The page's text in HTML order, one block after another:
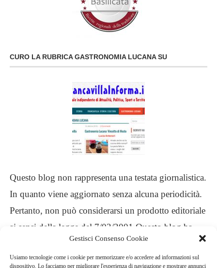
Gestisci Consenso Cookie
Usiamo tecnologie come i cookie per memorizzare e/o accedere ad informazioni sul
dispositivo. Lo facciamo per migliorare l'esperienza di navigazione e mostrare annunci
CURO LA RUBRICA GASTRONOMIA LUCANA SU
Questo blog non rappresenta una testata giornalistica.
In quanto viene aggiornato senza alcuna periodicità.
Pertanto, non può considerarsi un prodotto editoriale
ai sensi della legge del 7/03/2001 Questo blog ha
carattere personale, non è mio intento infrangere
alcun diritto d’autore